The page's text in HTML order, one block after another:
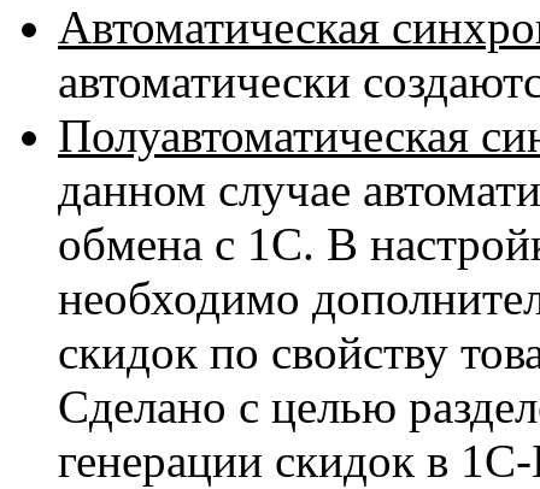
Автоматическая
автоматически
Полуавтоматическая
данном случае
обмена с 1С. В
необходимо
скидок по свойству
Сделано с целью
генерации скидок в